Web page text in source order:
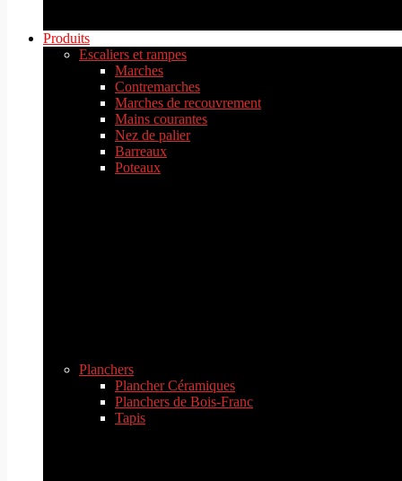
Produits
Escaliers et rampes
Marches
Contremarches
Marches de recouvrement
Mains courantes
Nez de palier
Barreaux
Poteaux
Planchers
Plancher Céramiques
Planchers de Bois-Franc
Tapis